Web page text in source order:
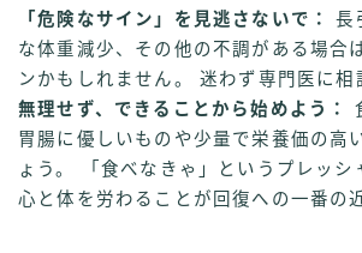
「危険なサイン」を見逃さないで：
長
な体重減少、その他の不調がある場合
ンかもしれません。 迷わず専門医に相
無理せず、できることから始めよう：
胃腸に優しいものや少量で栄養価の高
ょう。 「食べなきゃ」というプレッシ
心と体を労わることが回復への一番の